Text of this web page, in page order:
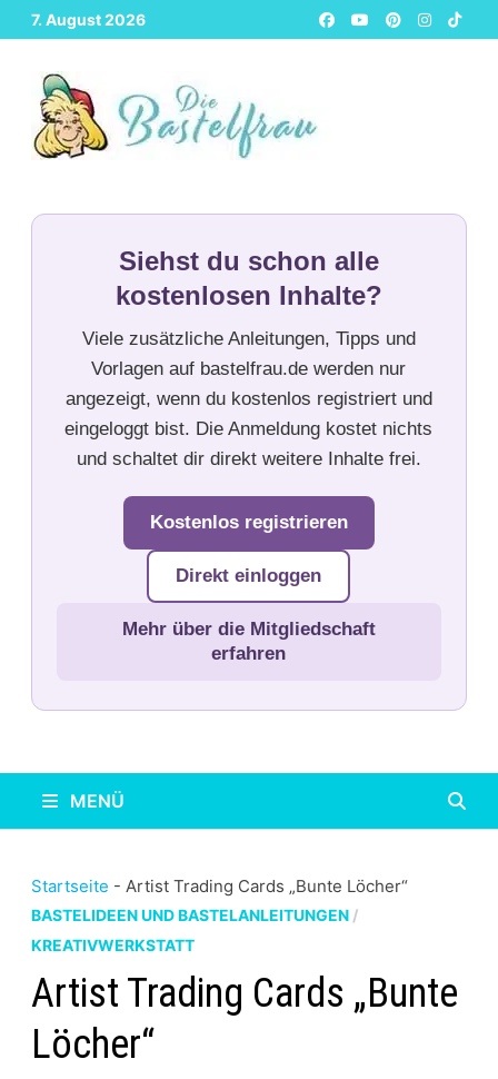
Zurück
zum
Inhalt
7. August 2026
Siehst du schon alle
kostenlosen Inhalte?
Viele zusätzliche Anleitungen, Tipps und
Vorlagen auf bastelfrau.de werden nur
angezeigt, wenn du kostenlos registriert und
eingeloggt bist. Die Anmeldung kostet nichts
und schaltet dir direkt weitere Inhalte frei.
Kostenlos registrieren
Direkt einloggen
Mehr über die Mitgliedschaft
erfahren
MENÜ
Startseite - Artist Trading Cards „Bunte Löcher“
BASTELIDEEN UND BASTELANLEITUNGEN/
KREATIVWERKSTATT
Artist Trading Cards „Bunte
Löcher“